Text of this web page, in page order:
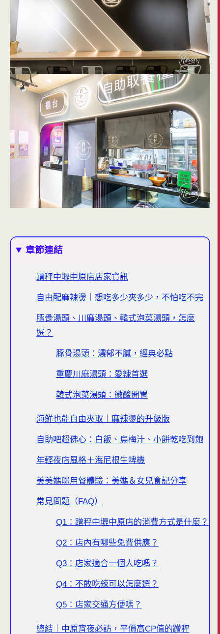
章節連結
蹭秤中壢中原店店家資訊
自由配麻辣燙｜想吃多少夾多少，不怕吃不完
豚骨湯頭、川麻湯頭、韓式泡菜湯頭，怎麼
選？
豚骨湯頭：濃郁不膩，經典必點
重慶川麻湯頭：愛辣首選
韓式泡菜湯頭：微酸開胃
海鮮也能自由夾取｜麻辣燙的升級版
自助吧超佛心：白飯、烏梅汁、小餅乾吃到飽
年輕夜店風格＋海尼根生啤機
美美媽咪用餐體驗：美媽＆女兒食記分享
常見問題（FAQ）
Q1：蹭秤中壢中原店的消費方式是什麼？
Q2：店內有哪些免費供應？
Q3：店家適合一個人吃嗎？
Q4：不敢吃辣可以怎麼選？
Q5：店家交通方便嗎？
總結｜中原宵夜必訪，平價高CP值的蹭秤